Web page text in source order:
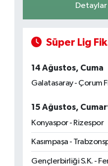
Detaylar
Süper Lig
14 Ağustos, Cuma
Galatasaray - Çorum
15 Ağustos,
Konyaspor - Rizespor
Kasımpaşa -
Gençlerbirliği S.K. -